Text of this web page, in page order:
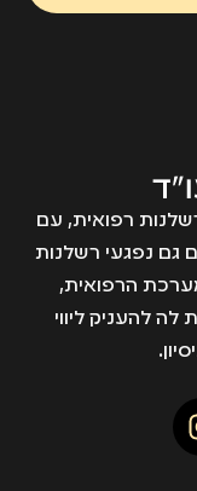
רפואית, עם
גם נפגעי רשלנות
הרפואית,
להעניק ליווי